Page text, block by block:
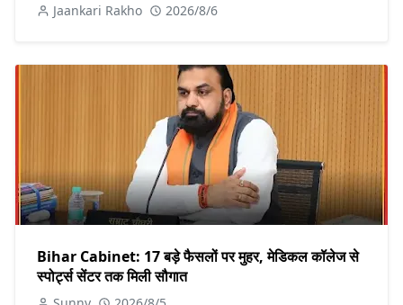
Jaankari Rakho 2026/8/6
Bihar Cabinet: 17 बड़े फैसलों पर मुहर, मेडिकल कॉलेज से
स्पोर्ट्स सेंटर तक मिली सौगात